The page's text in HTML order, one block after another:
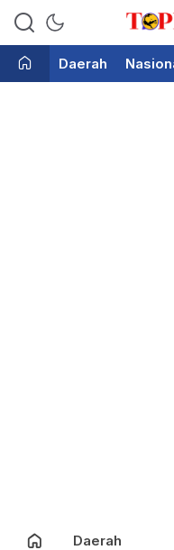
Bicara
Daerah
Daerah